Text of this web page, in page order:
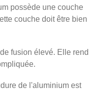
possède une couche
couche doit être bien
fusion élevé. Elle rend
de l'aluminium est